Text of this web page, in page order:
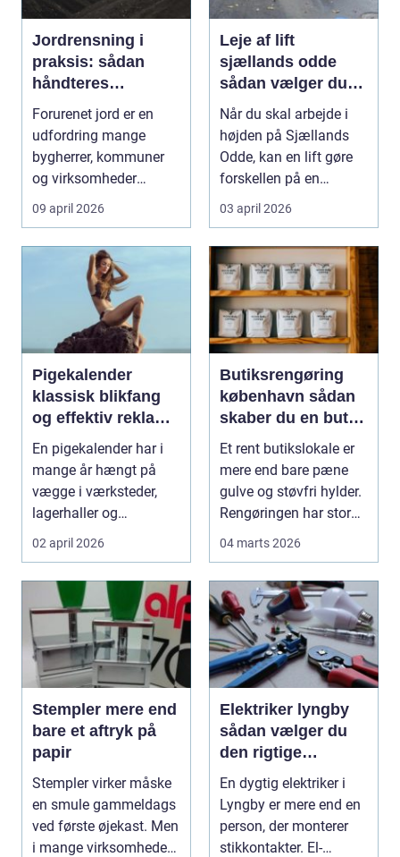
Jordrensning i
praksis: sådan
håndteres
forurenet jord
ansvarligt
Forurenet jord er en
udfordring mange
bygherrer, kommuner
og virksomheder
møder, når gamle
industrig...
09 april 2026
Leje af lift
sjællands odde
sådan vælger du
den rigtige løsning
Når du skal arbejde i
højden på Sjællands
Odde, kan en lift gøre
forskellen på en
besværlig og en ov...
03 april 2026
Pigekalender
klassisk blikfang
og effektiv reklame
året rundt
En pigekalender har i
mange år hængt på
vægge i værksteder,
lagerhaller og
frokoststuer over hele
02 april 2026
Butiksrengøring
københavn sådan
skaber du en butik,
kunderne har lyst
til at komme
tilbage til
Et rent butikslokale er
mere end bare pæne
gulve og støvfri hylder.
Rengøringen har stor
04 marts 2026
Stempler mere end
bare et aftryk på
papir
Stempler virker måske
en smule gammeldags
ved første øjekast. Men
i mange virksomheder
Elektriker lyngby
sådan vælger du
den rigtige
fagmand
En dygtig elektriker i
Lyngby er mere end en
person, der monterer
stikkontakter. El-